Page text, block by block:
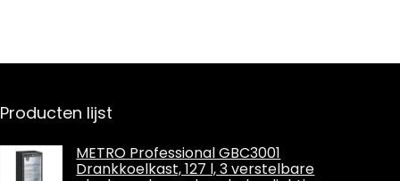
Producten lijst
METRO Professional GBC3001
Drankkoelkast, 127 l, 3 verstelbare